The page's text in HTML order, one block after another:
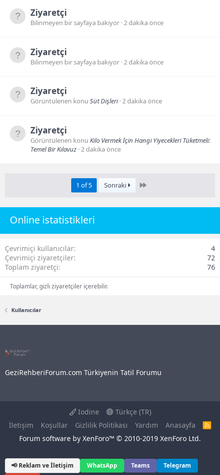
Ziyaretçi
Bilinmeyen bir sayfaya bakıyor 2 dakika önce
Ziyaretçi
Bilinmeyen bir sayfaya bakıyor 2 dakika önce
Ziyaretçi
Görüntülenen konu Süt Dişleri 2 dakika önce
Ziyaretçi
Görüntülenen konu Kilo Vermek İçin Hangi Yiyecekleri Tüketmeli:
Temel Bir Kılavuz 2 dakika önce
1 of 5 Sonraki Last
Online istatistikleri
Çevrimiçi kullanıcılar
4
Çevrimiçi ziyaretçiler
72
Toplam ziyaretçi
76
Toplamlar, gizli ziyaretçiler içerebilir.
Kullanıcılar
GeziRehberiForum.com Türkiyenin Tatil Forumu
Iodine
Türkçe (TR)
İletişim
Koşullar Gizlilik Politikası Yardım Anasayfa
R
Forum software by XenForo™ © 2010-2019 XenForo Ltd.
📢 Reklam ve İletişim WhatsApp Teams Telegram